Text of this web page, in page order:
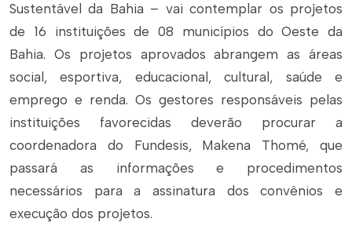
Sustentável da Bahia – vai contemplar os projetos
de 16 instituições de 08 municípios do Oeste da
Bahia. Os projetos aprovados abrangem as áreas
social, esportiva, educacional, cultural, saúde e
emprego e renda. Os gestores responsáveis pelas
instituições favorecidas deverão procurar a
coordenadora do Fundesis, Makena Thomé, que
passará as informações e procedimentos
necessários para a assinatura dos convênios e
execução dos projetos.